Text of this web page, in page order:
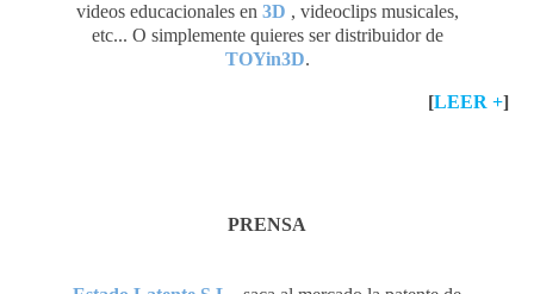
videos educacionales en 3D , videoclips musicales,
etc... O simplemente quieres ser distribuidor de
TOYin3D.
[LEER +]
PRENSA